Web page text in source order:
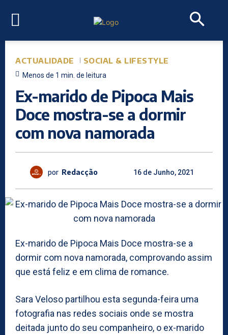
ACTUALIDADE SOCIAL & LIFESTYLE
Menos de 1 min. de leitura
Ex-marido de Pipoca Mais
Doce mostra-se a dormir
com nova namorada
por Redacção 16 de Junho, 2021
Ex-marido de Pipoca Mais Doce mostra-se a
dormir com nova namorada, comprovando assim
que está feliz e em clima de romance.
Sara Veloso partilhou esta segunda-feira uma
fotografia nas redes sociais onde se mostra
deitada junto do seu companheiro, o ex-marido